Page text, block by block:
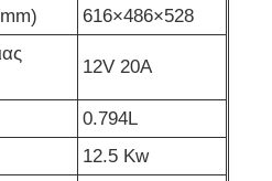
616×486×528
12V 20A
0.794L
12.5 Kw